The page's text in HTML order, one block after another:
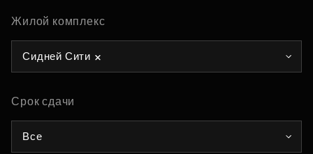
Жилой комплекс
Сидней Сити
Срок сдачи
Все